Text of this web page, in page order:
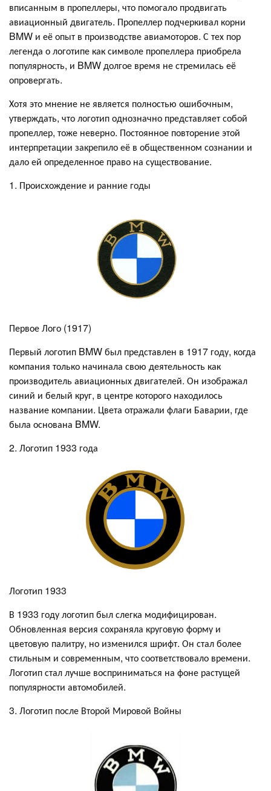
вписанным в пропеллеры, что помогало продвигать
авиационный двигатель. Пропеллер подчеркивал корни
BMW и её опыт в производстве авиамоторов. С тех пор
легенда о логотипе как символе пропеллера приобрела
популярность, и BMW долгое время не стремилась её
опровергать.
Хотя это мнение не является полностью ошибочным,
утверждать, что логотип однозначно представляет собой
пропеллер, тоже неверно. Постоянное повторение этой
интерпретации закрепило её в общественном сознании и
дало ей определенное право на существование.
1. Происхождение и ранние годы
Первое Лого (1917)
Первый логотип BMW был представлен в 1917 году, когда
компания только начинала свою деятельность как
производитель авиационных двигателей. Он изображал
синий и белый круг, в центре которого находилось
название компании. Цвета отражали флаги Баварии, где
была основана BMW.
2. Логотип 1933 года
Логотип 1933
В 1933 году логотип был слегка модифицирован.
Обновленная версия сохраняла круговую форму и
цветовую палитру, но изменился шрифт. Он стал более
стильным и современным, что соответствовало времени.
Логотип стал лучше восприниматься на фоне растущей
популярности автомобилей.
3. Логотип после Второй Мировой Войны